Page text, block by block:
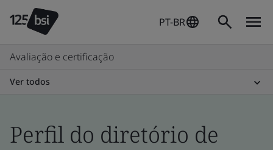
PT-BR
Avaliação e certificação
Ver todos
Perfil do diretório de